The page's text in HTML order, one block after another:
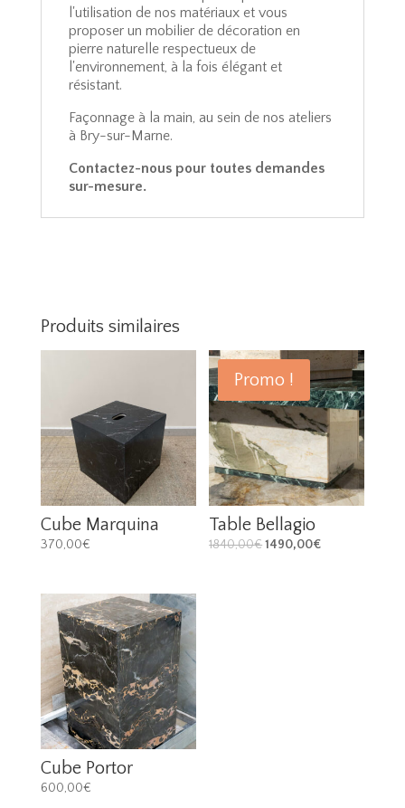
l'utilisation de nos matériaux et vous
proposer un mobilier de décoration en
pierre naturelle respectueux de
l'environnement, à la fois élégant et
résistant.
Façonnage à la main, au sein de nos ateliers
à Bry-sur-Marne.
Contactez-nous pour toutes demandes
sur-mesure.
Produits similaires
Cube Marquina
370,00€
Promo !
Table Bellagio
1840,00€1490,00€
Cube Portor
600,00€